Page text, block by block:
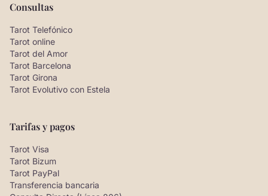
Consultas
Tarot Telefónico
Tarot online
Tarot del Amor
Tarot Barcelona
Tarot Girona
Tarot Evolutivo con Estela
Tarifas y pagos
Tarot Visa
Tarot Bizum
Tarot PayPal
Transferencia bancaria